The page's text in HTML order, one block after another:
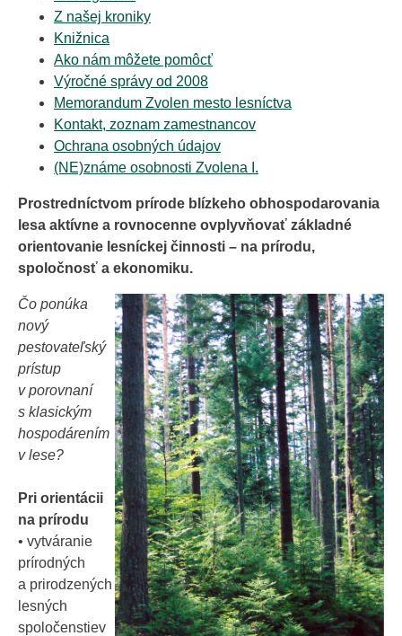
Z našej kroniky
Knižnica
Ako nám môžete pomôcť
Výročné správy od 2008
Memorandum Zvolen mesto lesníctva
Kontakt, zoznam zamestnancov
Ochrana osobných údajov
(NE)známe osobnosti Zvolena I.
Prostredníctvom prírode blízkeho obhospodarovania
lesa aktívne a rovnocenne ovplyvňovať základné
orientovanie lesníckej činnosti – na prírodu,
spoločnosť a ekonomiku.
Čo ponúka
nový
pestovateľský
prístup
v porovnaní
s klasickým
hospodárením
v lese?
Pri orientácii
na prírodu
• vytváranie
prírodných
a prirodzených
lesných
spoločenstiev